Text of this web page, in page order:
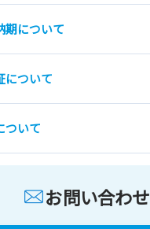
期について
について
ついて
お問い合わせ